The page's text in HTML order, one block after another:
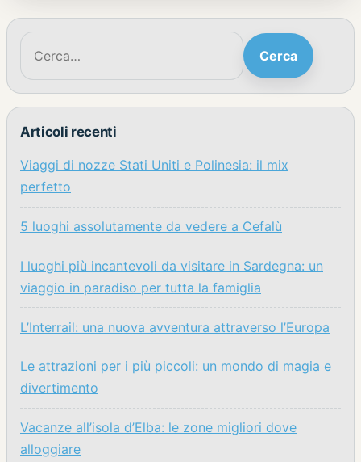
Cerca:
Cerca
Articoli recenti
Viaggi di nozze Stati Uniti e Polinesia: il mix
perfetto
5 luoghi assolutamente da vedere a Cefalù
I luoghi più incantevoli da visitare in Sardegna: un
viaggio in paradiso per tutta la famiglia
L’Interrail: una nuova avventura attraverso l’Europa
Le attrazioni per i più piccoli: un mondo di magia e
divertimento
Vacanze all’isola d’Elba: le zone migliori dove
alloggiare